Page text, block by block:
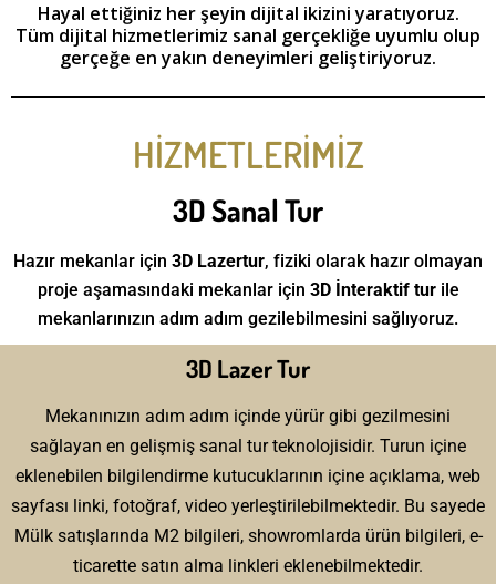
Hayal ettiğiniz her şeyin dijital ikizini yaratıyoruz.
Tüm dijital hizmetlerimiz sanal gerçekliğe uyumlu olup
gerçeğe en yakın deneyimleri geliştiriyoruz.
HİZMETLERİMİZ
3D Sanal Tur
Hazır mekanlar için 3D Lazertur, fiziki olarak hazır olmayan
proje aşamasındaki mekanlar için 3D İnteraktif turile
mekanlarınızın adım adım gezilebilmesini sağlıyoruz.
3D Lazer Tur
Mekanınızın adım adım içinde yürür gibi gezilmesini
sağlayan en gelişmiş sanal tur teknolojisidir. Turun içine
eklenebilen bilgilendirme kutucuklarının içine açıklama, web
sayfası linki, fotoğraf, video yerleştirilebilmektedir. Bu sayede
Mülk satışlarında M2 bilgileri, showromlarda ürün bilgileri, e-
ticarette satın alma linkleri eklenebilmektedir.